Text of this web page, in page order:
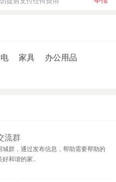
家具
办公用品
流群
群，通过发布信息，帮助需要帮助的
和谐的家..